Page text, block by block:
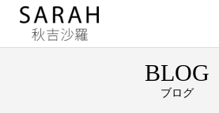
BLOG
ブログ